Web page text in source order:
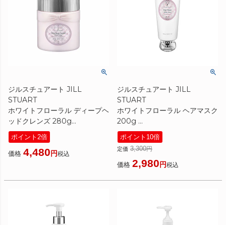
ジルスチュアート JILL
STUART
ホワイトフローラル ディープヘ
ッドクレンズ 280g
[ ヘッドクレンズ ]
ポイント2倍
価格 4,480 税込
ジルスチュアート JILL
STUART
ホワイトフローラル ヘアマスク
200g
[ ヘアマスク ] ☆新入荷07
ポイント10倍
定価 3,300
価格 2,980 税込